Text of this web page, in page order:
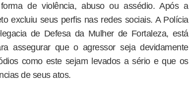
de violência, abuso ou assédio. Após a
excluiu seus perfis nas redes sociais. A Polícia
de Defesa da Mulher de Fortaleza, está
assegurar que o agressor seja devidamente
como este sejam levados a sério e que os
de seus atos.